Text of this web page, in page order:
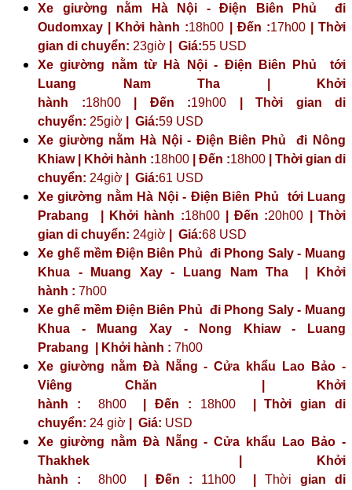
Xe giường nằm Hà Nội - Điện Biên Phủ đi
Oudomxay | Khởi hành :18h00 | Đến :17h00| Thời
gian di chuyển: 23giờ | Giá:55 USD
Xe giường nằm từ Hà Nội - Điện Biên Phủ tới
Luang Nam Tha | Khởi
hành :18h00| Đến :19h00 | Thời gian di
chuyển: 25giờ | Giá:59 USD
Xe giường nằm Hà Nội - Điện Biên Phủ đi Nông
Khiaw | Khởi hành :18h00 | Đến :18h00 | Thời gian di
chuyển: 24giờ | Giá:61 USD
Xe giường nằm Hà Nội - Điện Biên Phủ tới Luang
Prabang | Khởi hành :18h00| Đến :20h00 | Thời
gian di chuyển: 24giờ | Giá:68 USD
Xe ghế mềm Điện Biên Phủ đi Phong Saly - Muang
Khua - Muang Xay - Luang Nam Tha | Khởi
hành : 7h00
Xe ghế mềm Điện Biên Phủ đi Phong Saly - Muang
Khua - Muang Xay - Nong Khiaw - Luang
Prabang | Khởi hành : 7h00
Xe giường nằm Đà Nẵng - Cửa khẩu Lao Bảo -
Viêng Chăn | Khởi
hành : 8h00| Đến : 18h00| Thời gian di
chuyển: 24 giờ | Giá: USD
Xe giường nằm Đà Nẵng - Cửa khẩu Lao Bảo -
Thakhek | Khởi
hành : 8h00 | Đến : 11h00 Thời gian di